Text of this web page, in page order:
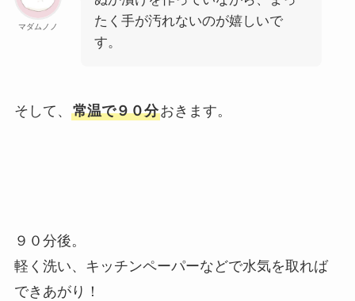
マダムノノ
たく手が汚れないのが嬉しいで
す。
そして、 常温で９０分おきます。
９０分後。
軽く洗い、キッチンペーパーなどで水気を取れば
できあがり！